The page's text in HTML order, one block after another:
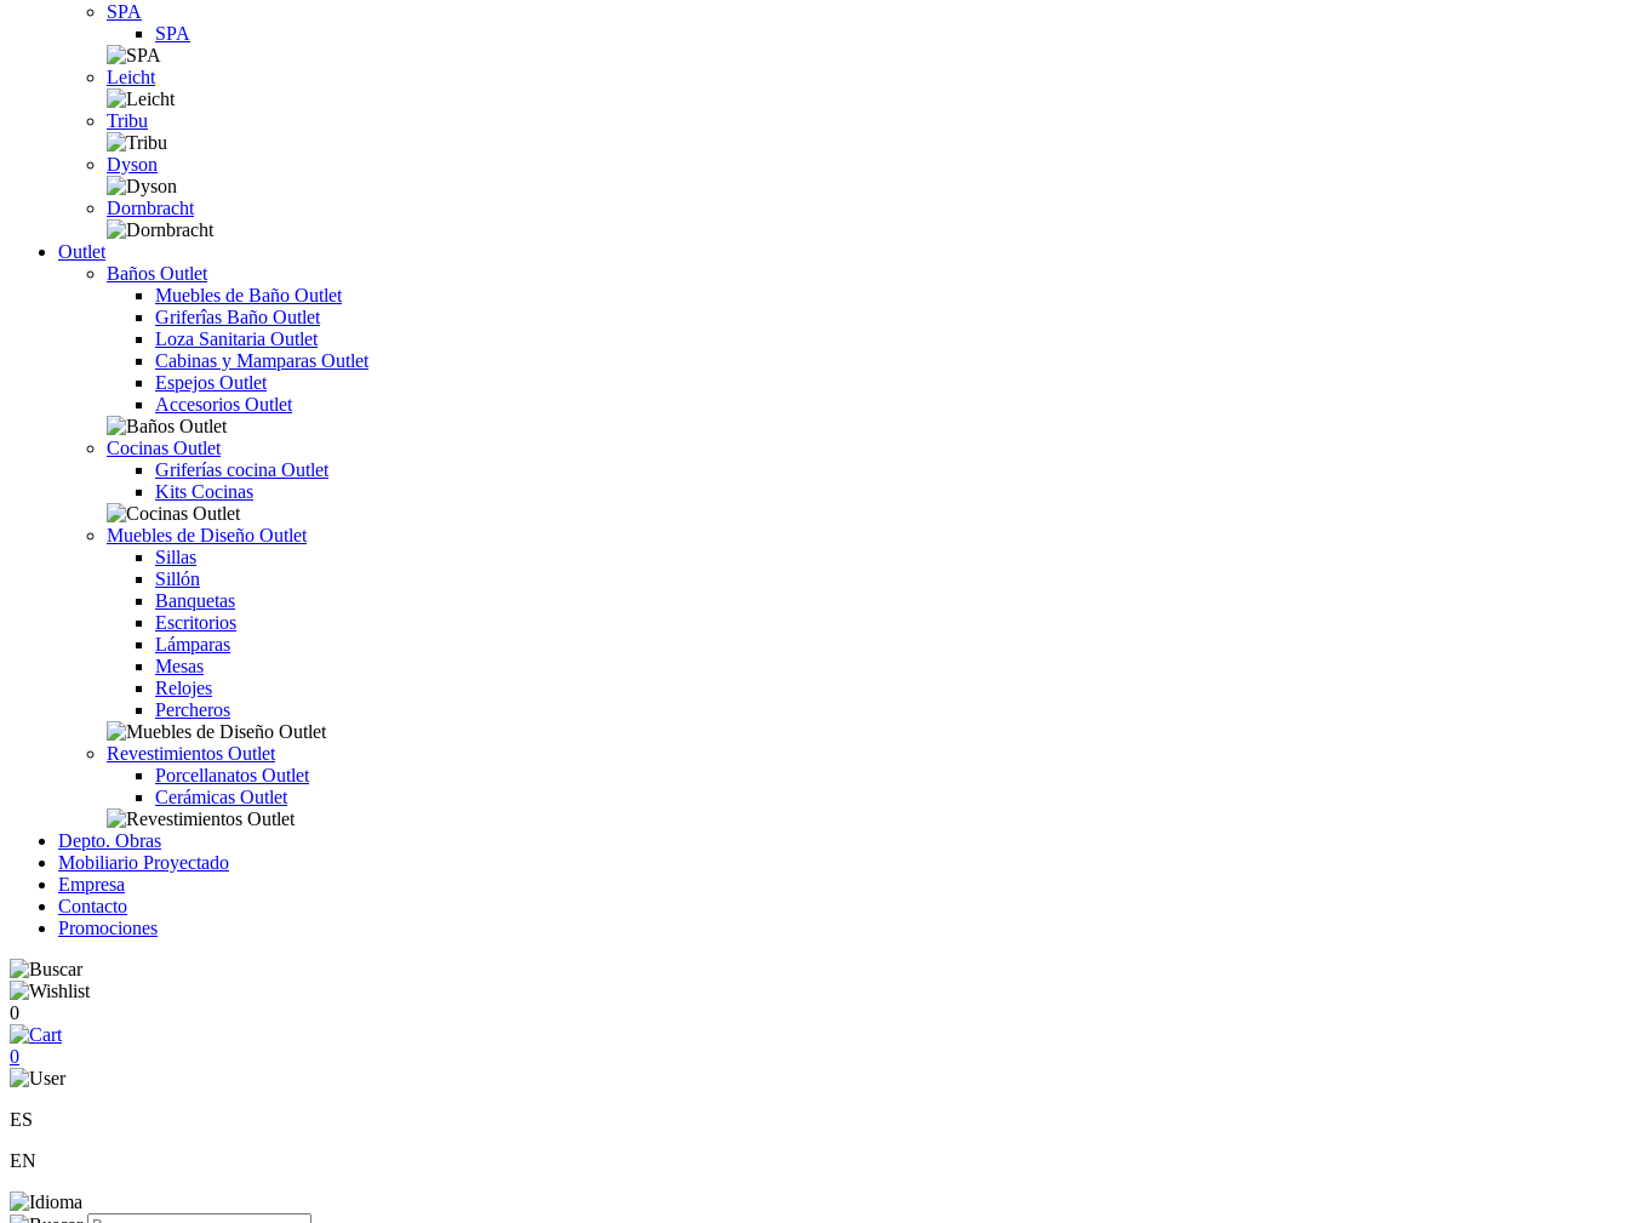
SPA
SPA
Leicht
Tribu
Dyson
Dornbracht
Outlet
Baños Outlet
Muebles de Baño Outlet
Griferîas Baño Outlet
Loza Sanitaria Outlet
Cabinas y Mamparas Outlet
Espejos Outlet
Accesorios Outlet
Cocinas Outlet
Griferías cocina Outlet
Kits Cocinas
Muebles de Diseño Outlet
Sillas
Sillón
Banquetas
Escritorios
Lámparas
Mesas
Relojes
Percheros
Revestimientos Outlet
Porcellanatos Outlet
Cerámicas Outlet
Depto. Obras
Mobiliario Proyectado
Empresa
Contacto
Promociones
0
0
ES
EN